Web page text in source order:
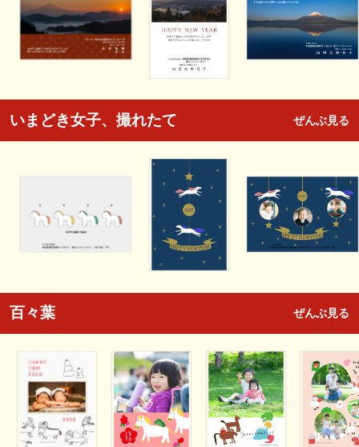
いまどき女子、撮れたて ぜんぶ見る
百々葉 ぜんぶ見る